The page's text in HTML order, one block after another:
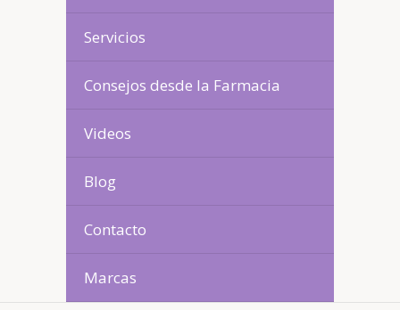
Servicios
Consejos desde la Farmacia
Videos
Blog
Contacto
Marcas